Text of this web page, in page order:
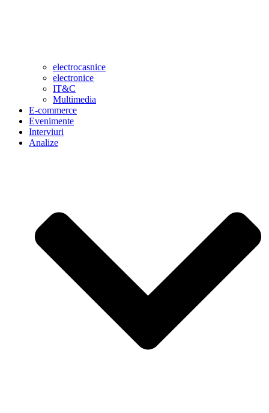
electrocasnice
electronice
IT&C
Multimedia
E-commerce
Evenimente
Interviuri
Analize